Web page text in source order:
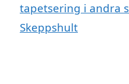
tapetsering i andra
Skeppshult